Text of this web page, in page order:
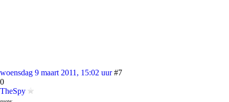
woensdag 9 maart 2011, 15:02 uur #7
0
TheSpy